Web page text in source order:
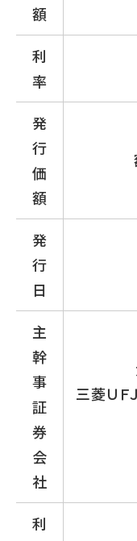
額
利
率
発
行
価
額
発
行
日
主
幹
事
証
券
会
社
三菱ＵＦ
利